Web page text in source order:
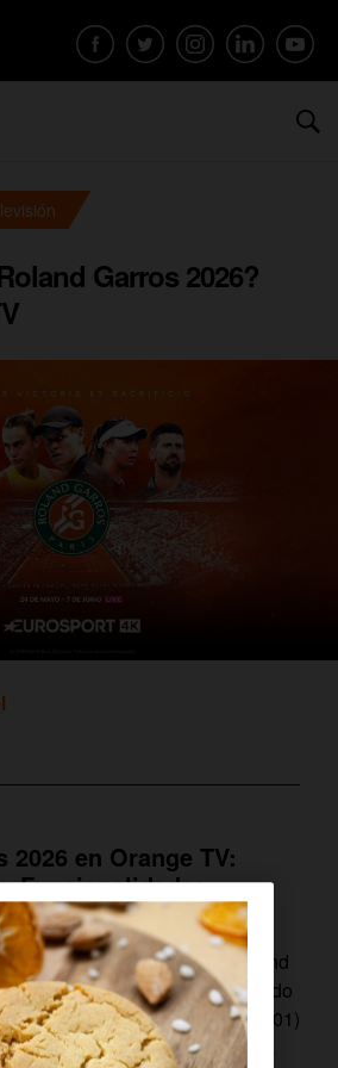
Garros 2026?
2026 en Orange TV:
Funcionalidades
la cobertura completa de Roland
de mayo al 7 de junio, incluyendo
diarios en Eurosport 4K (dial 101)
Philippe-Chatrier en ultra alta